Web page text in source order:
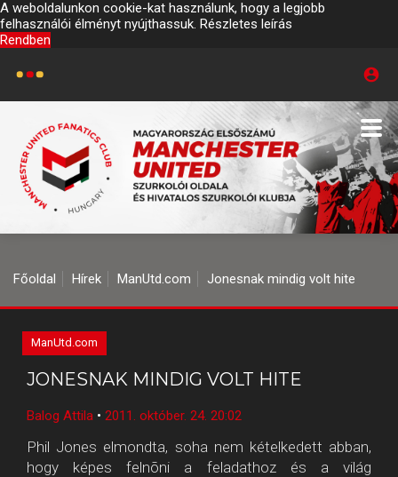
A weboldalunkon cookie-kat használunk, hogy a legjobb
felhasználói élményt nyújthassuk. Részletes leírás
Rendben
Főoldal Hírek ManUtd.com Jonesnak mindig volt hite
ManUtd.com
JONESNAK MINDIG VOLT HITE
Balog Attila • 2011. október. 24. 20:02
Phil Jones elmondta, soha nem kételkedett abban,
hogy képes felnõni a feladathoz és a világ